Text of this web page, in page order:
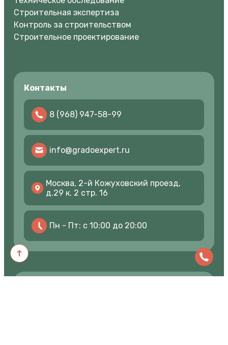
Строительная экспертиза
Контроль за строительством
Строительное проектирование
Контакты
8 (968) 947-58-99
info@gradoexpert.ru
Москва, 2-й Кожуховский проезд,
д.29 к. 2 стр. 16
Пн - Пт: с 10:00 до 20:00